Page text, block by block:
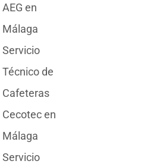
AEG en
Málaga
Servicio
Técnico de
Cafeteras
Cecotec en
Málaga
Servicio